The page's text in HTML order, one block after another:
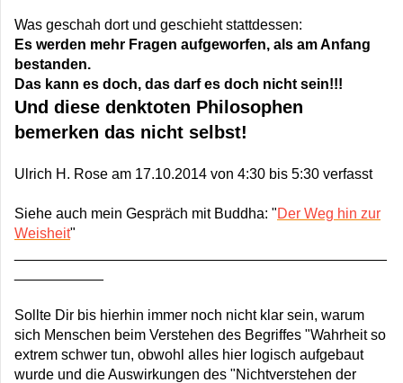
Was geschah dort und geschieht stattdessen:
Es werden mehr Fragen aufgeworfen, als am Anfang
bestanden.
Das kann es doch, das darf es doch nicht sein!!!
Und diese denktoten Philosophen
bemerken das nicht selbst!
Ulrich H. Rose am 17.10.2014 von 4:30 bis 5:30 verfasst
Siehe auch mein Gespräch mit Buddha: "Der Weg hin zur
Weisheit"
Sollte Dir bis hierhin immer noch nicht klar sein, warum
sich Menschen beim Verstehen des Begriffes "Wahrheit so
extrem schwer tun, obwohl alles hier logisch aufgebaut
wurde und die Auswirkungen des "Nichtverstehen der